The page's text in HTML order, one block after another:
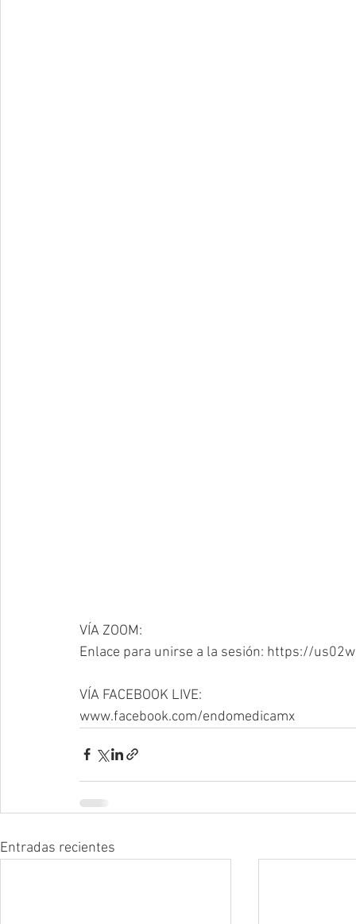
VÍA ZOOM:
Enlace para unirse a la sesión: https://
VÍA FACEBOOK LIVE:
www.facebook.com/endomedicamx
Entradas recientes